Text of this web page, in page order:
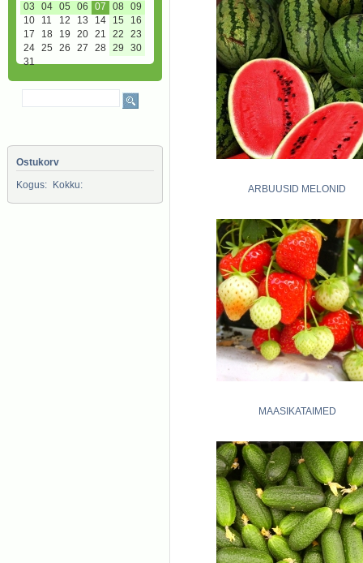
03
04 05 06 07 08
09
10
11 12 13 14 15
16
17
18 19 20 21 22
23
24
25 26 27 28 29
30
31
Ostukorv
Kogus:
Kokku: ARBUUSID MELONID
MAASIKATAIMED